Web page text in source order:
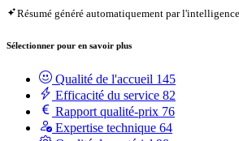
Résumé généré automatiquement par
Sélectionner pour en savoir plus
Qualité de l'accueil 145
Efficacité du service 82
Rapport qualité-prix 76
Expertise technique 64